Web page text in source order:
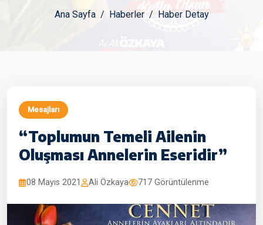
Ana Sayfa Haberler Haber Detay
Mesajları
“Toplumun Temeli Ailenin
Oluşması Annelerin Eseridir”
08 Mayıs 2021 Ali Özkaya 717 Görüntülenme